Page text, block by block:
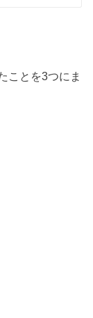
ことを3つにま